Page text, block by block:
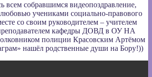
всем собравшимся видеопоздравление,
учениками социально-правового
со своим руководителем – учителем
кафедры ДОВД в ОУ НА
полиции Красовским Артёмом
нашёл родственные души на Бору!))